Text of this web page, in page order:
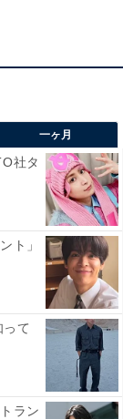
本の「お笑い
う国民的スタ
組で司会を務
ンバーでも場
い世代から人
一ヶ月
社タ
ト」
て
ラン